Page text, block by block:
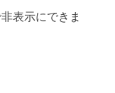
表示にできま